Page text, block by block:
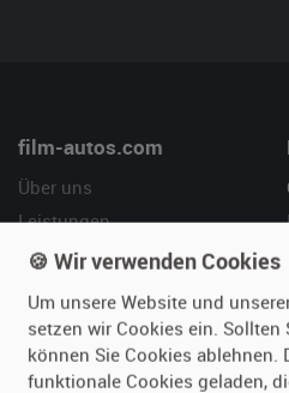
film-autos.com
Über uns
Leistungen
Referenzen
Vermieten
🍪 Wir verwenden Cookies
Um unsere Website und
setzen wir Cookies ein.
können Sie Cookies ablehnen.
funktionale Cookies geladen,